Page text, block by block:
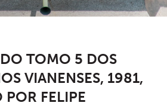
TOMO 5 DOS
VIANENSES, 1981,
POR FELIPE